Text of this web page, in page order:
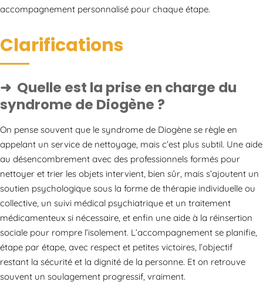
accompagnement personnalisé pour chaque étape.
Clarifications
Quelle est la prise en charge du
syndrome de Diogène ?
On pense souvent que le syndrome de Diogène se règle en
appelant un service de nettoyage, mais c’est plus subtil. Une aide
au désencombrement avec des professionnels formés pour
nettoyer et trier les objets intervient, bien sûr, mais s’ajoutent un
soutien psychologique sous la forme de thérapie individuelle ou
collective, un suivi médical psychiatrique et un traitement
médicamenteux si nécessaire, et enfin une aide à la réinsertion
sociale pour rompre l’isolement. L’accompagnement se planifie,
étape par étape, avec respect et petites victoires, l’objectif
restant la sécurité et la dignité de la personne. Et on retrouve
souvent un soulagement progressif, vraiment.